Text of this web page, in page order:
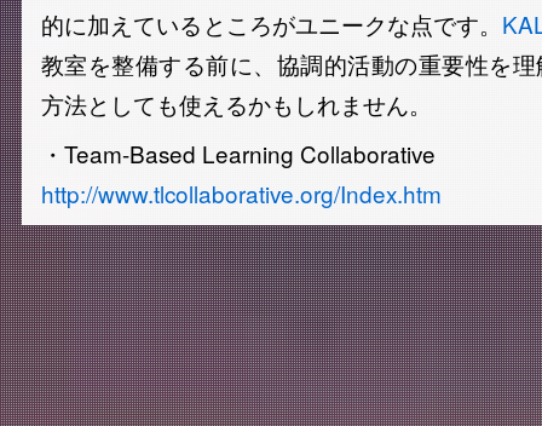
的に加えているところがユニークな点です。
教室を整備する前に、協調的活動の重要性を
方法としても使えるかもしれません。
・Team-Based Learning Collaborative
http://www.tlcollaborative.org/Index.htm